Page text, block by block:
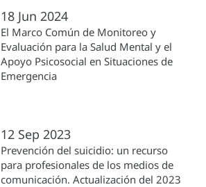
18 Jun 2024
El Marco Común de Monitoreo y
Evaluación para la Salud Mental y el
Apoyo Psicosocial en Situaciones de
Emergencia
12 Sep 2023
Prevención del suicidio: un recurso
para profesionales de los medios de
comunicación. Actualización del 2023